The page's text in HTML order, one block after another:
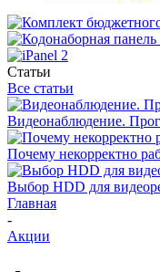
Статьи
Все статьи
Видеонаблюдение.
Почему некорректно
Выбор HDD для
Главная
-
Акции